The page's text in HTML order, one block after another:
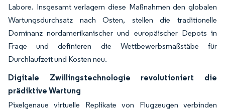
Labore. Insgesamt verlagern diese Maßnahmen den globalen
Wartungsdurchsatz nach Osten, stellen die traditionelle
Dominanz nordamerikanischer und europäischer Depots in
Frage und definieren die Wettbewerbsmaßstäbe für
Durchlaufzeit und Kosten neu.
Digitale Zwillingstechnologie revolutioniert die
prädiktive Wartung
Pixelgenaue virtuelle Replikate von Flugzeugen verbinden